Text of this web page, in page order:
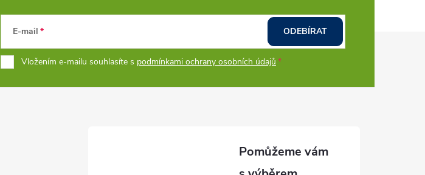
E-mail
Vložením e-mailu souhlasíte s podmínkami ochrany osobních údajů
ODEBÍRAT